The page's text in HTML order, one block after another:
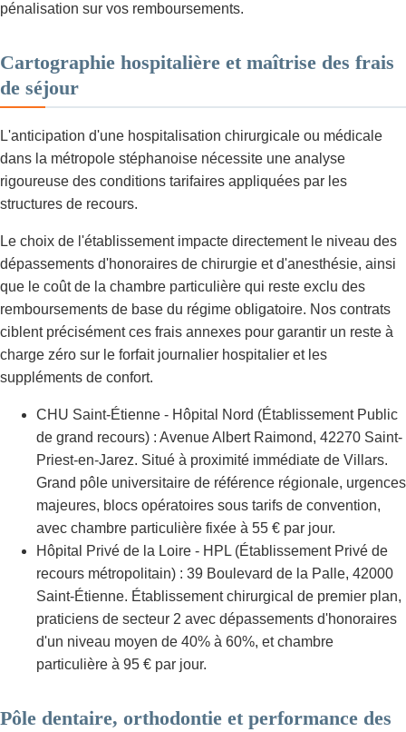
pénalisation sur vos remboursements.
Cartographie hospitalière et maîtrise des frais
de séjour
L'anticipation d'une hospitalisation chirurgicale ou médicale
dans la métropole stéphanoise nécessite une analyse
rigoureuse des conditions tarifaires appliquées par les
structures de recours.
Le choix de l'établissement impacte directement le niveau des
dépassements d'honoraires de chirurgie et d'anesthésie, ainsi
que le coût de la chambre particulière qui reste exclu des
remboursements de base du régime obligatoire. Nos contrats
ciblent précisément ces frais annexes pour garantir un reste à
charge zéro sur le forfait journalier hospitalier et les
suppléments de confort.
CHU Saint-Étienne - Hôpital Nord (Établissement Public
de grand recours) : Avenue Albert Raimond, 42270 Saint-
Priest-en-Jarez. Situé à proximité immédiate de Villars.
Grand pôle universitaire de référence régionale, urgences
majeures, blocs opératoires sous tarifs de convention,
avec chambre particulière fixée à 55 € par jour.
Hôpital Privé de la Loire - HPL (Établissement Privé de
recours métropolitain) : 39 Boulevard de la Palle, 42000
Saint-Étienne. Établissement chirurgical de premier plan,
praticiens de secteur 2 avec dépassements d'honoraires
d'un niveau moyen de 40% à 60%, et chambre
particulière à 95 € par jour.
Pôle dentaire, orthodontie et performance des